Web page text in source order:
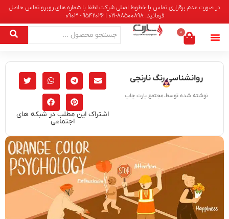
در صورت عدم برقراری تماس با خطوط اصلی شرکت لطفا با شماره های روبرو تماس حاصل
فرمائید. 88500898-021 | 9542026 - 0903
0
روانشناسی رنگ نارنجی
نوشته شده توسط.مجتمع پارت چاپ
اشتراک این مطلب در شبکه های
اجتماعی